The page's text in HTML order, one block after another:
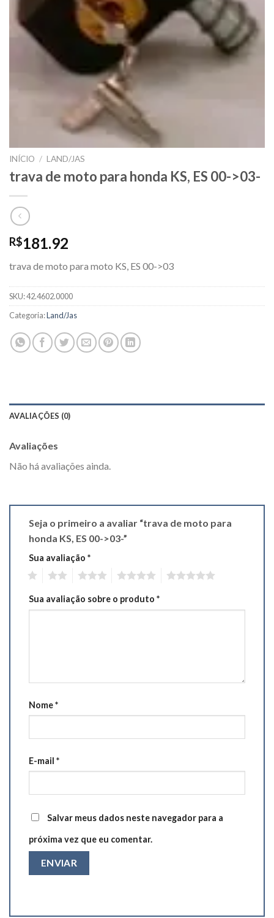
INÍCIO / LAND/JAS
trava de moto para honda KS, ES 00->03-
R$181.92
trava de moto para moto KS, ES 00->03
SKU:42.4602.0000
Categoria:Land/Jas
AVALIAÇÕES (0)
Avaliações
Não há avaliações ainda.
Seja o primeiro a avaliar “trava de moto para
honda KS, ES 00->03-”
Sua avaliação *
Sua avaliação sobre o produto *
Nome*
E-mail *
Salvar meus dados neste navegador para a
próxima vez que eu comentar.